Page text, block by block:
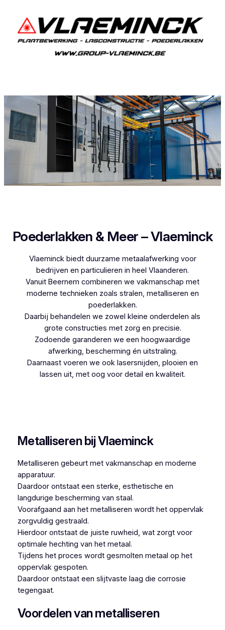
Poederlakken & Meer – Vlaeminck
Vlaeminck biedt duurzame metaalafwerking voor
bedrijven en particulieren in heel Vlaanderen.
Vanuit Beernem combineren we vakmanschap met
moderne technieken zoals stralen, metalliseren en
poederlakken.
Daarbij behandelen we zowel kleine onderdelen als
grote constructies met zorg en precisie.
Zodoende garanderen we een hoogwaardige
afwerking, bescherming én uitstraling.
Daarnaast voeren we ook lasersnijden, plooien en
lassen uit, met oog voor detail en kwaliteit.
Metalliseren bij Vlaeminck
Metalliseren gebeurt met vakmanschap en moderne
apparatuur.
Daardoor ontstaat een sterke, esthetische en
langdurige bescherming van staal.
Voorafgaand aan het metalliseren wordt het oppervlak
zorgvuldig gestraald.
Hierdoor ontstaat de juiste ruwheid, wat zorgt voor
optimale hechting van het metaal.
Tijdens het proces wordt gesmolten metaal op het
oppervlak gespoten.
Daardoor ontstaat een slijtvaste laag die corrosie
tegengaat.
Voordelen van metalliseren